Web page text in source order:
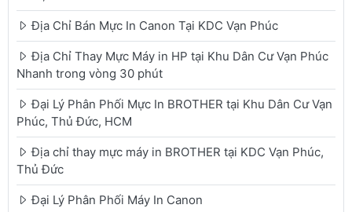
Địa Chỉ Bán Mực In Canon Tại KDC Vạn Phúc
Địa Chỉ Thay Mực Máy in HP tại Khu Dân Cư Vạn Phúc
Nhanh trong vòng 30 phút
Đại Lý Phân Phối Mực In BROTHER tại Khu Dân Cư Vạn
Phúc, Thủ Đức, HCM
Địa chỉ thay mực máy in BROTHER tại KDC Vạn Phúc,
Thủ Đức
Đại Lý Phân Phối Máy In Canon